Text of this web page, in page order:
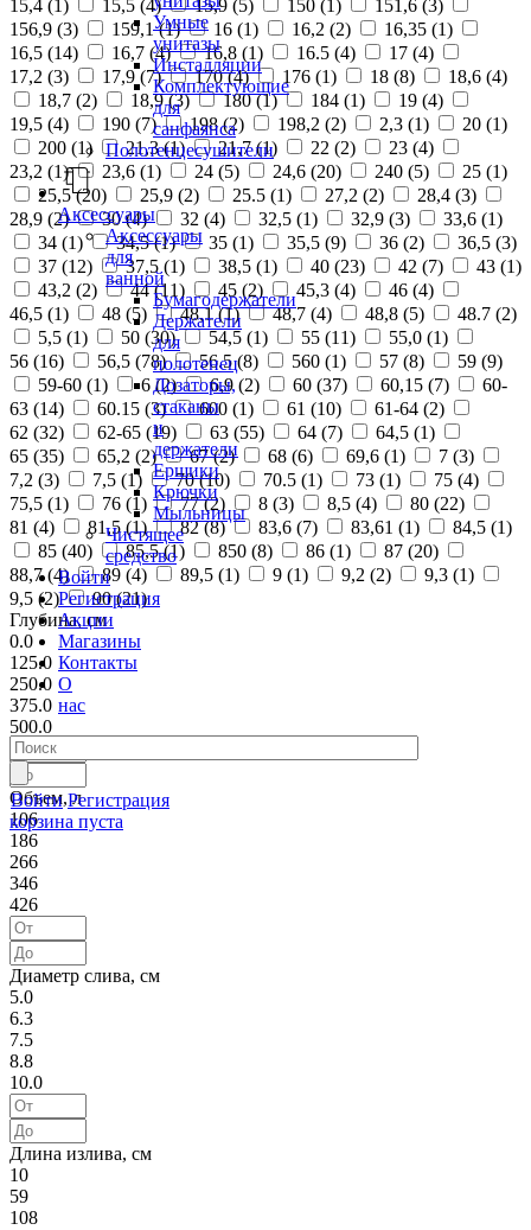
Умные
унитазы
Инсталляции
Комплектующие
для
санфаянса
Полотенцесушители
Аксессуары
Аксессуары
для
ванной
Бумагодержатели
Держатели
для
полотенец
Дозаторы,
стаканы
и
держатели
Ершики
Крючки
Мыльницы
Чистящее
средство
Войти
Регистрация
Акции
Магазины
Контакты
О
нас
Войти Регистрация
корзина пуста
15,4 (1 ) 15,5 (4) 15,9 (5) 150 (1 ) 151,6 (3)
156,9 (3) 159,1 (1) 16 (1) 16,2 (2) 16,35 (1)
16,5 (14) 16,7 (4) 16,8 (1) 16.5 (4) 17 (4)
17,2 (3) 17,9 (7) 170 (4) 176 (1) 18 (8) 18,6 (4)
18,7 (2) 18,9 (3) 180 (1) 184 (1) 19 (4)
19,5 (4) 190 (7) 198 (2) 198,2 (2) 2,3 (1) 20 (1)
200 (1) 21,3 (1) 21,7 (1) 22 (2) 23 (4)
23,2 (1) 23,6 (1) 24 (5) 24,6 (20) 240 (5) 25 (1)
25,5 (20) 25,9 (2) 25.5 (1) 27,2 (2) 28,4 (3)
28,9 (2) 30 (4) 32 (4) 32,5 (1) 32,9 (3) 33,6 (1)
34 (1) 34,5 (1) 35 (1) 35,5 (9) 36 (2) 36,5 (3)
37 (12) 37,5 (1) 38,5 (1) 40 (23) 42 (7) 43 (1)
43,2 (2) 44 (11) 45 (2) 45,3 (4) 46 (4)
46,5 (1) 48 (5) 48,1 (1) 48,7 (4) 48,8 (5) 48.7 (2)
5,5 (1) 50 (30) 54,5 (1) 55 (11) 55,0 (1)
56 (16) 56,5 (78) 56.5 (8) 560 (1) 57 (8) 59 (9)
59-60 (1) 6 (2) 6,9 (2) 60 (37) 60,15 (7)
60-
63 (14) 60.15 (3) 600 (1) 61 (10) 61-64 (2)
62 (32) 62-65 (19) 63 (55) 64 (7) 64,5 (1)
65 (35) 65,2 (2) 67 (2) 68 (6) 69,6 (1) 7 (3)
7,2 (3) 7,5 (1) 70 (10) 70.5 (1) 73 (1) 75 (4)
75,5 (1) 76 (1) 77 (2) 8 (3) 8,5 (4) 80 (22)
81 (4) 81,5 (1) 82 (8) 83,6 (7) 83,61 (1) 84,5 (1)
85 (40) 85,5 (1) 850 (8) 86 (1) 87 (20)
88,7 (4) 89 (4) 89,5 (1) 9 (1) 9,2 (2) 9,3 (1)
9,5 (2) 90 (21)
Глубина, см
0.0
125.0
250.0
375.0
500.0
Объем, л
106
186
266
346
426
Диаметр слива, см
5.0
6.3
7.5
8.8
10.0
Длина излива, см
10
59
108